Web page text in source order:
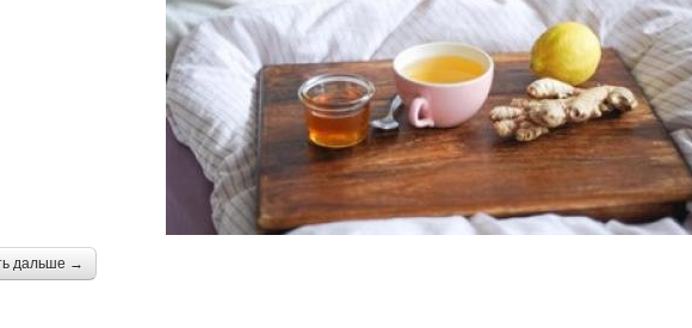
дальше →